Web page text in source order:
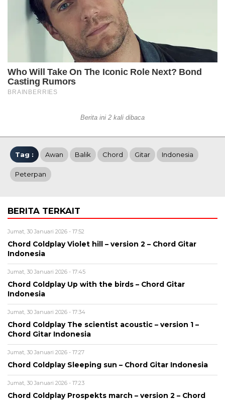
Berita ini 2 kali dibaca
Tag : Awan Balik Chord Gitar Indonesia
Peterpan
BERITA TERKAIT
Jumat, 30 Januari 2026 - 17:52
Chord Coldplay Violet hill – version 2 – Chord Gitar
Indonesia
Jumat, 30 Januari 2026 - 17:45
Chord Coldplay Up with the birds – Chord Gitar
Indonesia
Jumat, 30 Januari 2026 - 17:34
Chord Coldplay The scientist acoustic – version 1 –
Chord Gitar Indonesia
Jumat, 30 Januari 2026 - 17:27
Chord Coldplay Sleeping sun – Chord Gitar Indonesia
Jumat, 30 Januari 2026 - 17:23
Chord Coldplay Prospekts march – version 2 – Chord